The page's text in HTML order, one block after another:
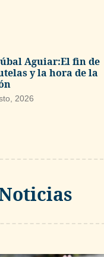
Aguiar:El fin de
y la hora de la
2026